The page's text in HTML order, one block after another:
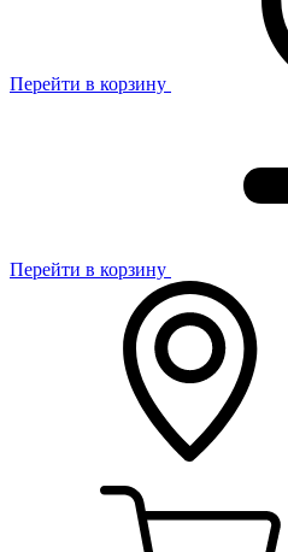
Перейти в корзину
Перейти в корзину